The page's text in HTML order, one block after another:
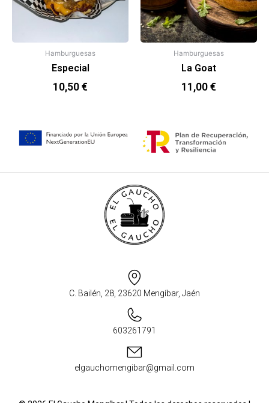
Hamburguesas
Especial
10,50€
Hamburguesas
La Goat
11,00€
C. Bailén, 28, 23620 Mengíbar, Jaén
603261791
elgauchomengibar@gmail.com